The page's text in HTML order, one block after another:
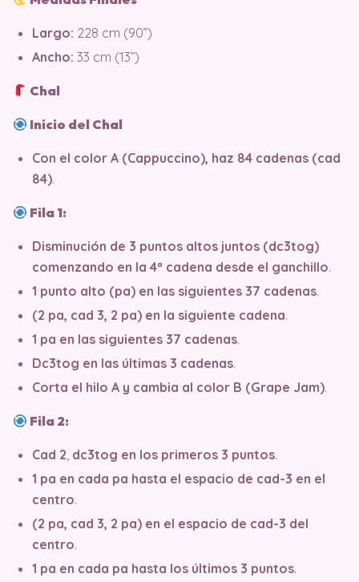
Largo: 228 cm (90”)
Ancho: 33 cm (13”)
Chal
Inicio del Chal
Con el color A (Cappuccino), haz 84 cadenas (cad
84).
Fila 1:
Disminución de 3 puntos altos juntos (dc3tog)
comenzando en la 4ª cadena desde el ganchillo.
1 punto alto (pa) en las siguientes 37 cadenas.
(2 pa, cad 3, 2 pa) en la siguiente cadena.
1 pa en las siguientes 37 cadenas.
Dc3tog en las últimas 3 cadenas.
Corta el hilo A y cambia al color B (Grape Jam).
Fila 2:
Cad 2, dc3tog en los primeros 3 puntos.
1 pa en cada pa hasta el espacio de cad-3 en el
centro.
(2 pa, cad 3, 2 pa) en el espacio de cad-3 del
centro.
1 pa en cada pa hasta los últimos 3 puntos.